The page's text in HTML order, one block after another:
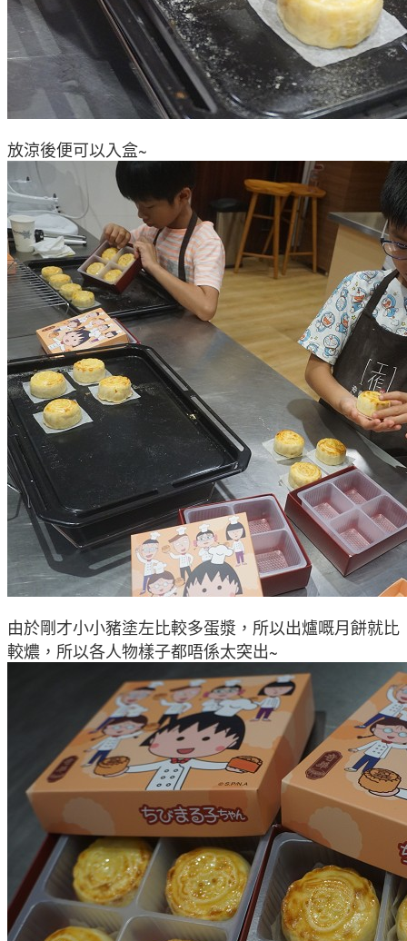
放涼後便可以入盒~
由於剛才小小豬塗左比較多蛋漿 ，所以出爐嘅月餅就比
較燶 ，所以各人物樣子都唔係太突出~